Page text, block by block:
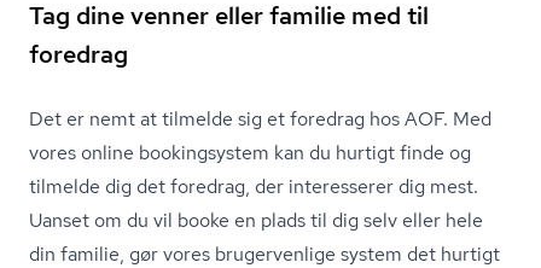
Tag dine venner eller familie med til
foredrag
Det er nemt at tilmelde sig et foredrag hos AOF. Med
vores online bookingsystem kan du hurtigt finde og
tilmelde dig det foredrag, der interesserer dig mest.
Uanset om du vil booke en plads til dig selv eller hele
din familie, gør vores brugervenlige system det hurtigt